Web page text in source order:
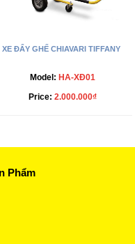
XE ĐẨY GHẾ CHIAVARI TIFFANY
Model: HA-XĐ01
Price: 2.000.000₫
Phẩm